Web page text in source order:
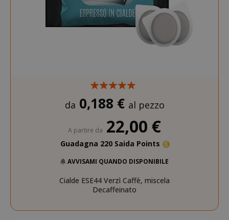
da 0,188 € al pezzo
A partire da 22,00 €
Guadagna 220 Saida Points
AVVISAMI QUANDO DISPONIBILE
Cialde ESE44 Verzì Caffè, miscela
Decaffeinato